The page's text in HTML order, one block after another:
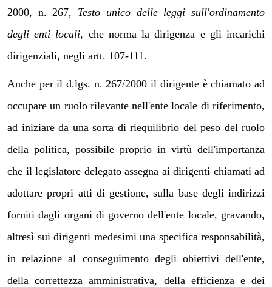
2000, n. 267, Testo unico delle leggi sull'ordinamento
degli enti locali, che norma la dirigenza e gli incarichi
dirigenziali, negli artt. 107-111.
Anche per il d.lgs. n. 267/2000 il dirigente è chiamato ad
occupare un ruolo rilevante nell'ente locale di riferimento,
ad iniziare da una sorta di riequilibrio del peso del ruolo
della politica, possibile proprio in virtù dell'importanza
che il legislatore delegato assegna ai dirigenti chiamati ad
adottare propri atti di gestione, sulla base degli indirizzi
forniti dagli organi di governo dell'ente locale, gravando,
altresì sui dirigenti medesimi una specifica responsabilità,
in relazione al conseguimento degli obiettivi dell'ente,
della correttezza amministrativa, della efficienza e dei